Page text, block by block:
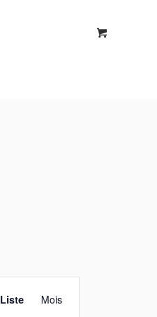
de
Liste Mois